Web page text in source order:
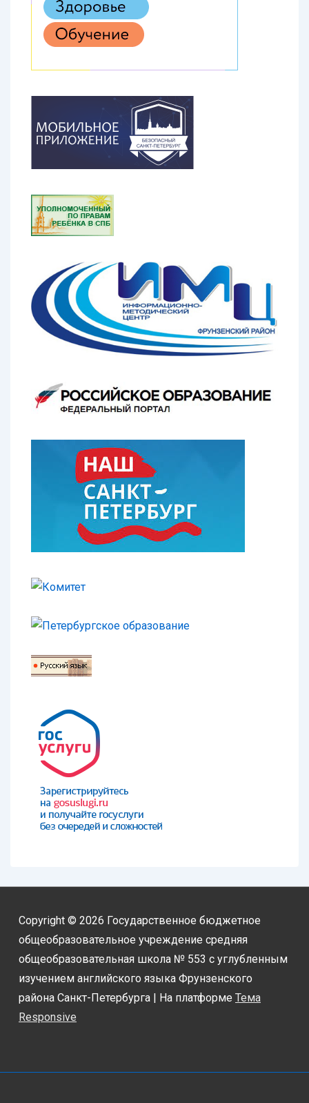
Copyright © 2026 Государственное бюджетное
общеобразовательное учреждение средняя
общеобразовательная школа № 553 с углубленным
изучением английского языка Фрунзенского
района Санкт-Петербурга | На платформе Тема
Responsive